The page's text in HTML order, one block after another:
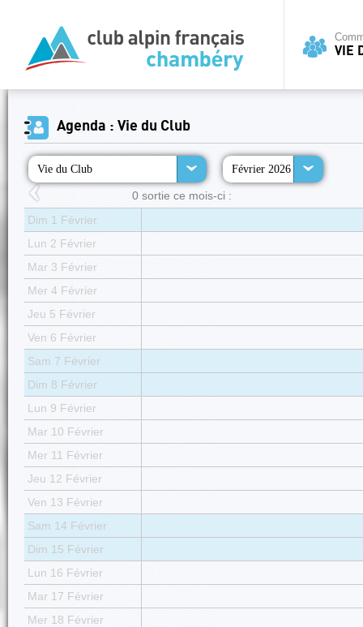
VIE
Agenda : Vie du Club
Vie du Club Février 2026
0 sortie ce mois-ci :
Dim 1 Février
Lun 2 Février
Mar 3 Février
Mer 4 Février
Jeu 5 Février
Ven 6 Février
Sam 7 Février
Dim 8 Février
Lun 9 Février
Mar 10 Février
Mer 11 Février
Jeu 12 Février
Ven 13 Février
Sam 14 Février
Dim 15 Février
Lun 16 Février
Mar 17 Février
Mer 18 Février